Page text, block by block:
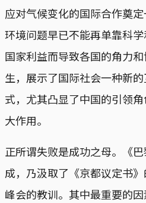
应对气候变化的国际合作奠定
环境问题早已不能再单靠科
国家利益而导致各国的角力
生，展示了国际社会一种新
式，尤其凸显了中国的引领
大作用。
正所谓失败是成功之母。《
成，乃汲取了《京都议定书
峰会的教训。其中最重要的